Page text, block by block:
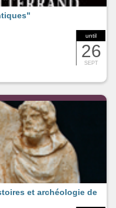
until
26
SEPT
et archéologie de